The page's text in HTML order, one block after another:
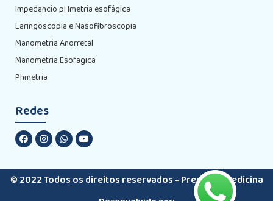
Impedancio pHmetria esofágica
Laringoscopia e Nasofibroscopia
Manometria Anorretal
Manometria Esofagica
Phmetria
Redes
© 2022 Todos os direitos reservados - Premiere Medicina